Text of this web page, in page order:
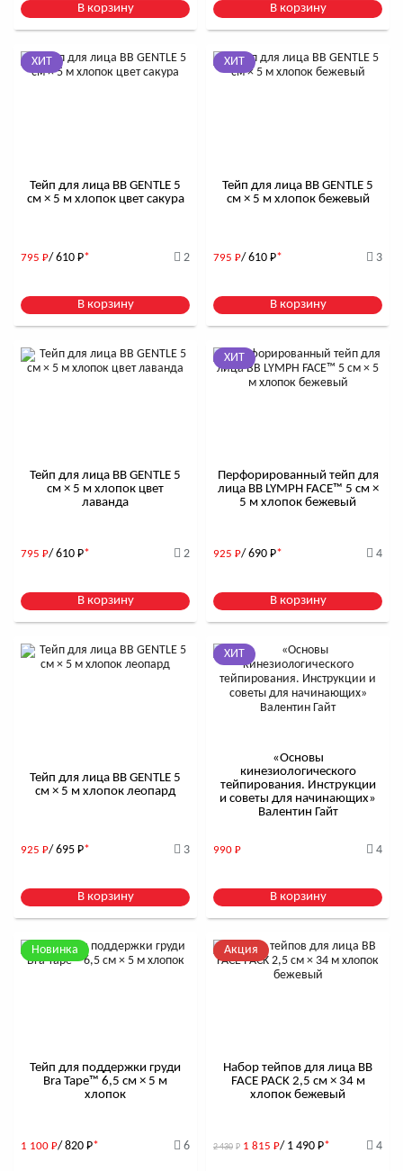
В корзину В корзину
ХИТ
Тейп для лица BB GENTLE 5
см × 5 м хлопок цвет сакура
795 Р/ 610 Р* 2
В корзину
ХИТ
Тейп для лица BB GENTLE 5
см × 5 м хлопок бежевый
795 Р/ 610 Р* 3
В корзину
Тейп для лица BB GENTLE 5
см × 5 м хлопок цвет
лаванда
795 Р/ 610 Р* 2
В корзину
ХИТ
Перфорированный тейп для
лица BB LYMPH FACE™ 5 см ×
5 м хлопок бежевый
925 Р/ 690 Р* 4
В корзину
Тейп для лица BB GENTLE 5
см × 5 м хлопок леопард
925 Р/ 695 Р* 3
В корзину
ХИТ
«Основы
кинезиологического
тейпирования. Инструкции
и советы для начинающих»
Валентин Гайт
990 Р 4
В корзину
Новинка
Тейп для поддержки груди
Bra Tape™ 6,5 см × 5 м
хлопок
1 100 Р/ 820 Р* 6
Акция
Набор тейпов для лица BB
FACE PACK 2,5 см × 34 м
хлопок бежевый
2 430 Р 1 815 Р/ 1 490 Р* 4